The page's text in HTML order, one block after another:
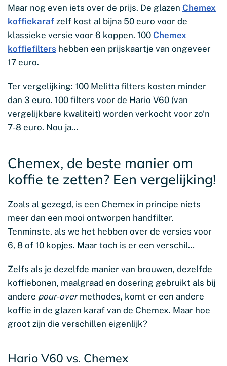
Maar nog even iets over de prijs. De glazen Chemex
koffiekaraf zelf kost al bijna 50 euro voor de
klassieke versie voor 6 koppen. 100 Chemex
koffiefilters hebben een prijskaartje van ongeveer
17 euro.
Ter vergelijking: 100 Melitta filters kosten minder
dan 3 euro. 100 filters voor de Hario V60 (van
vergelijkbare kwaliteit) worden verkocht voor zo’n
7-8 euro. Nou ja…
Chemex, de beste manier om
koffie te zetten? Een vergelijking!
Zoals al gezegd, is een Chemex in principe niets
meer dan een mooi ontworpen handfilter.
Tenminste, als we het hebben over de versies voor
6, 8 of 10 kopjes. Maar toch is er een verschil…
Zelfs als je dezelfde manier van brouwen, dezelfde
koffiebonen, maalgraad en dosering gebruikt als bij
andere pour-overmethodes, komt er een andere
koffie in de glazen karaf van de Chemex. Maar hoe
groot zijn die verschillen eigenlijk?
Hario V60 vs. Chemex